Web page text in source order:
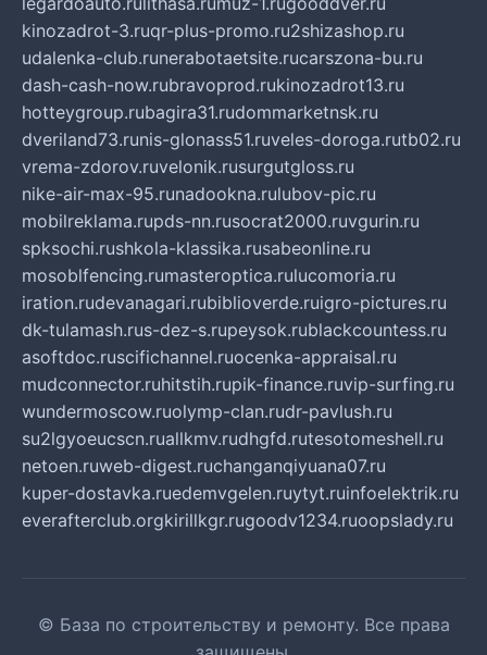
kinozadrot-3.ruqr-plus-promo.ru2shizashop.ru
udalenka-club.runerabotaetsite.rucarszona-bu.ru
dash-cash-now.rubravoprod.rukinozadrot13.ru
hotteygroup.rubagira31.rudommarketnsk.ru
dveriland73.runis-glonass51.ruveles-doroga.rutb02.ru
vrema-zdorov.ruvelonik.rusurgutgloss.ru
nike-air-max-95.runadookna.rulubov-pic.ru
mobilreklama.rupds-nn.rusocrat2000.ruvgurin.ru
spksochi.rushkola-klassika.rusabeonline.ru
mosoblfencing.rumasteroptica.rulucomoria.ru
iration.rudevanagari.rubiblioverde.ruigro-pictures.ru
dk-tulamash.rus-dez-s.rupeysok.rublackcountess.ru
asoftdoc.ruscifichannel.ruocenka-appraisal.ru
mudconnector.ruhitstih.rupik-finance.ruvip-surfing.ru
wundermoscow.ruolymp-clan.rudr-pavlush.ru
su2lgyoeucscn.ruallkmv.rudhgfd.rutesotomeshell.ru
netoen.ruweb-digest.ruchanganqiyuana07.ru
kuper-dostavka.ruedemvgelen.ruytyt.ruinfoelektrik.ru
everafterclub.orgkirillkgr.rugoodv1234.ruoopslady.ru
© База по строительству и ремонту. Все права